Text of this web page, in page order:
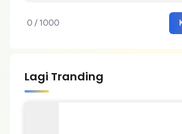
0 / 1000
Lagi Tranding